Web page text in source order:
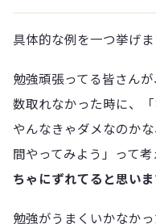
具体的な例を一つ挙げま
勉強頑張ってる皆さん
数取れなかった時に、
やんなきゃダメなのか
間やってみよう」って
ちゃにずれてると思い
勉強がうまくいかなか